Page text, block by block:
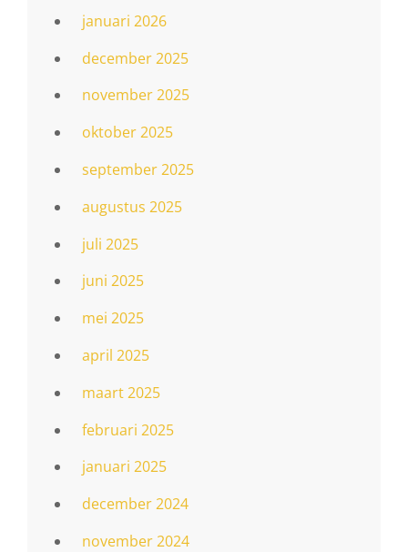
januari 2026
december 2025
november 2025
oktober 2025
september 2025
augustus 2025
juli 2025
juni 2025
mei 2025
april 2025
maart 2025
februari 2025
januari 2025
december 2024
november 2024